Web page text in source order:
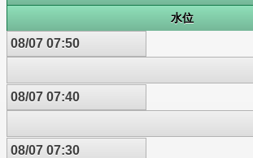
水位
08/07 07:50
08/07 07:40
08/07 07:30